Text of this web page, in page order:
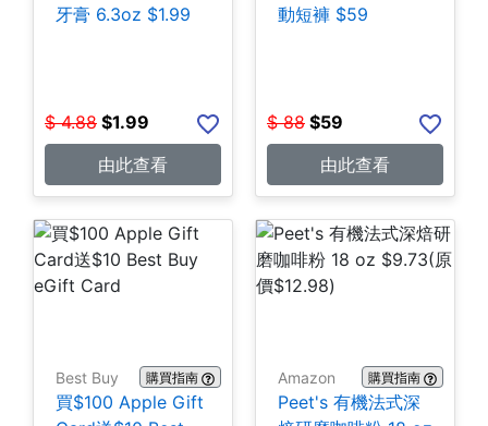
牙膏 6.3oz $1.99
$ 4.88 $1.99
由此查看
動短褲 $59
$ 88 $59
由此查看
Best Buy 購買指南
買$100 Apple Gift
Amazon 購買指南
Peet's 有機法式深